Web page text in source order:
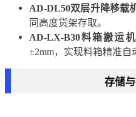
AD-DL50双层升降移载
同高度货架存取。
AD-LX-B30料箱搬运
±2mm，实现料箱精准自
存储